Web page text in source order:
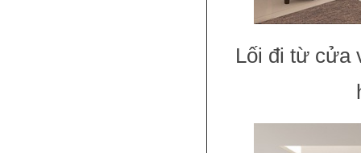
Lối đi từ cửa